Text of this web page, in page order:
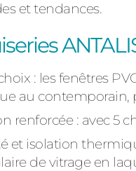
et tendances.
: les fenêtres
au contemporain,
renforcée : avec 5
et isolation
de vitrage en